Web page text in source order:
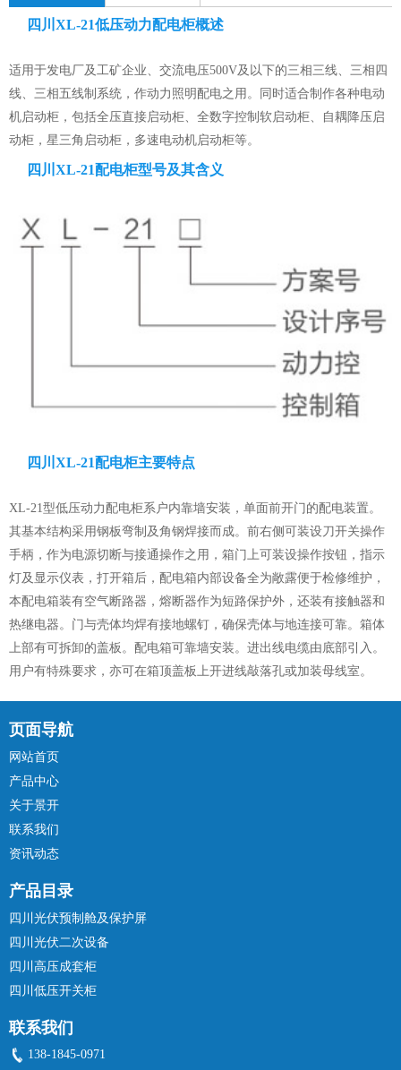
四川XL-21低压动力配电柜概述
适用于发电厂及工矿企业、交流电压500V及以下的三相三线、三相四
线、三相五线制系统，作动力照明配电之用。同时适合制作各种电动
机启动柜，包括全压直接启动柜、全数字控制软启动柜、自耦降压启
动柜，星三角启动柜，多速电动机启动柜等。
四川XL-21配电柜型号及其含义
四川XL-21配电柜主要特点
XL-21型低压动力配电柜系户内靠墙安装，单面前开门的配电装置。
其基本结构采用钢板弯制及角钢焊接而成。前右侧可装设刀开关操作
手柄，作为电源切断与接通操作之用，箱门上可装设操作按钮，指示
灯及显示仪表，打开箱后，配电箱内部设备全为敞露便于检修维护，
本配电箱装有空气断路器，熔断器作为短路保护外，还装有接触器和
热继电器。门与壳体均焊有接地螺钉，确保壳体与地连接可靠。箱体
上部有可拆卸的盖板。配电箱可靠墙安装。进出线电缆由底部引入。
用户有特殊要求，亦可在箱顶盖板上开进线敲落孔或加装母线室。
页面导航
网站首页
产品中心
关于景开
联系我们
资讯动态
产品目录
四川光伏预制舱及保护屏
四川光伏二次设备
四川高压成套柜
四川低压开关柜
联系我们
138-1845-0971